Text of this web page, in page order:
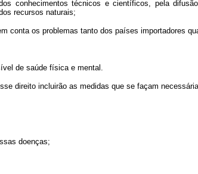
conhecimentos técnicos e científicos, pela
recursos naturais;
conta os problemas tanto dos países importadores
de saúde física e mental.
direito incluirão as medidas que se façam
doenças;